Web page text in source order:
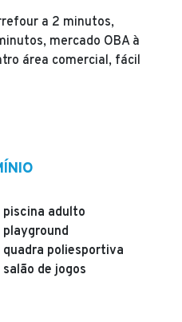
a 2 minutos,
mercado OBA à
área comercial, fácil
piscina adulto
playground
quadra poliesportiva
salão de jogos